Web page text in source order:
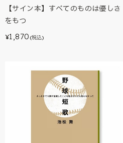
【サイン本】すべてのものは優しさ
をもつ
¥1,870 (税込)